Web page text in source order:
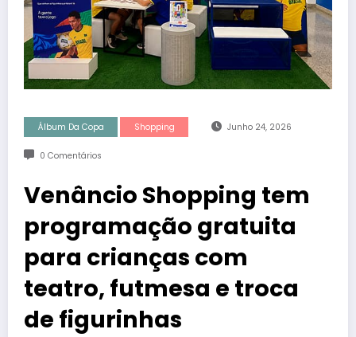
Álbum Da Copa Shopping Junho 24, 2026
0 Comentários
Venâncio Shopping tem
programação gratuita
para crianças com
teatro, futmesa e troca
de figurinhas